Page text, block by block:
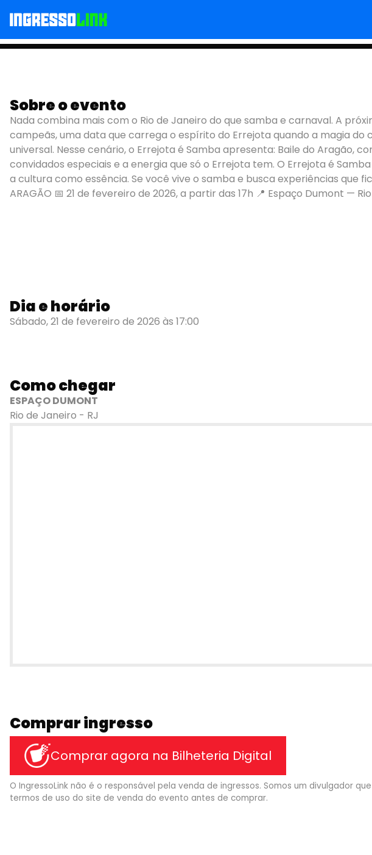
ERREJOTA É SAMBA - BAILE
Sobre o evento
Nada combina mais com o Rio de Janeiro do que samba e carnaval. A
campeãs, uma data que carrega o espírito do Errejota quando a magia
universal. Nesse cenário, o Errejota é Samba apresenta: Baile do Aragão,
convidados especiais e a energia que só o Errejota tem. O Errejota é
a cultura como essência. Se você vive o samba e busca experiências que
ARAGÃO 📅 21 de fevereiro de 2026, a partir das 17h 📍 Espaço Dumont —
Dia e horário
Sábado, 21 de fevereiro de 2026 às 17:00
Como chegar
ESPAÇO DUMONT
Rio de Janeiro - RJ
Comprar ingresso
Comprar agora na Bilheteria Digital
O IngressoLink não é o responsável pela venda de ingressos. Somos um
termos de uso do site de venda do evento antes de comprar.